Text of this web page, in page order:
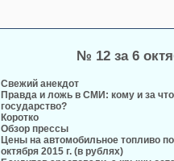
№ 12 за 6
Свежий анекдот
Правда и ложь в СМИ: кому и за
государство?
Коротко
Обзор прессы
Цены на автомобильное топливо
октября 2015 г. (в рублях)